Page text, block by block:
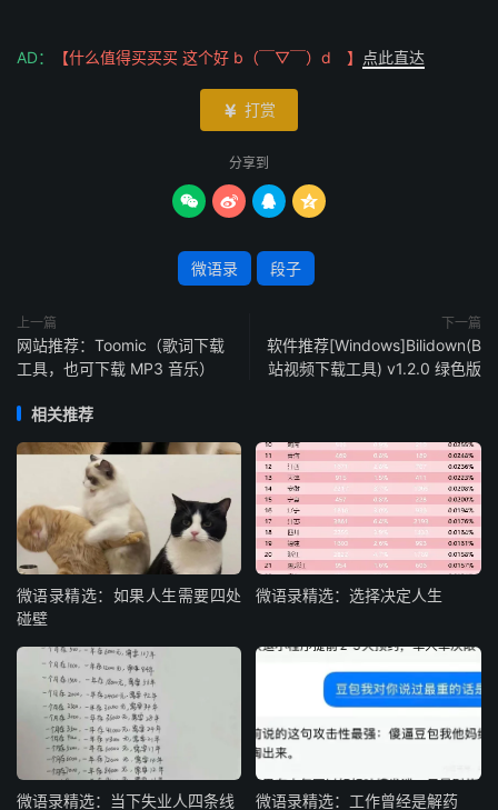
AD： 【什么值得买买买 这个好 b（￣▽￣）d 】 点此直达
 打赏
分享到
   
微语录 段子
上一篇
网站推荐：Toomic（歌词下载
工具，也可下载 MP3 音乐）
下一篇
软件推荐[Windows]Bilidown(B
站视频下载工具) v1.2.0 绿色版
相关推荐
微语录精选：如果人生需要四处
碰壁
微语录精选：选择决定人生
微语录精选：当下失业人四条线 微语录精选：工作曾经是解药